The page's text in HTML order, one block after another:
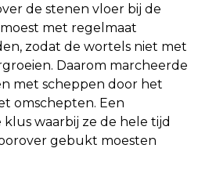
de stenen vloer bij de
met regelmaat
zodat de wortels niet met
Daarom marcheerde
met scheppen door het
omschepten. Een
waarbij ze de hele tijd
gebukt moesten